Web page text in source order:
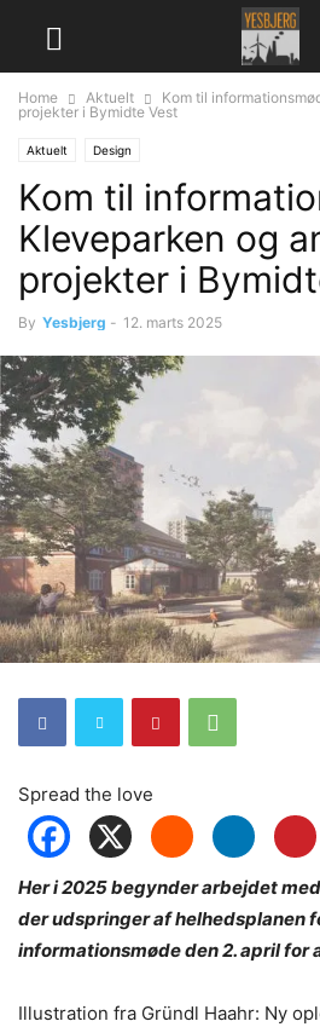
Home Aktuelt
Kom til
projekter i Bymidte Vest
Aktuelt Design
Kom til
Kleveparken og
projekter i
By Yesbjerg - 12. marts 2025
Spread the love
Her i 2025 begynder arbejdet
der udspringer af helhedsplanen
informationsmøde den 2. april for
Illustration fra Gründl Haahr: Ny